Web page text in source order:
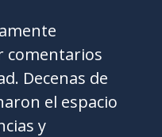
comentarios
Decenas de
el espacio
y